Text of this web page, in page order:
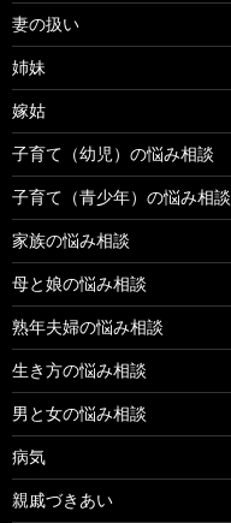
妻の扱い
姉妹
嫁姑
子育て（幼児）の悩み相談
子育て（青少年）の悩み相談
家族の悩み相談
母と娘の悩み相談
熟年夫婦の悩み相談
生き方の悩み相談
男と女の悩み相談
病気
親戚づきあい